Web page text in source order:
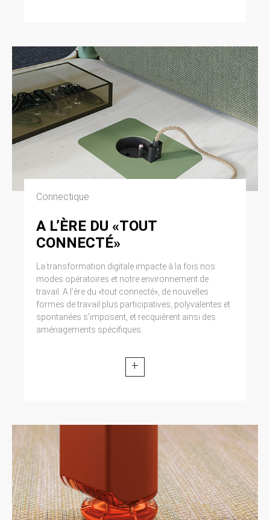
Connectique
A L’ÈRE DU «TOUT
CONNECTÉ»
La transformation digitale impacte à la fois nos
modes opératoires et notre environnement de
travail. A l’ère du «tout connecté», de nouvelles
formes de travail plus participatives, polyvalentes et
spontanées s’imposent, et recquièrent ainsi des
aménagements spécifiques.
+